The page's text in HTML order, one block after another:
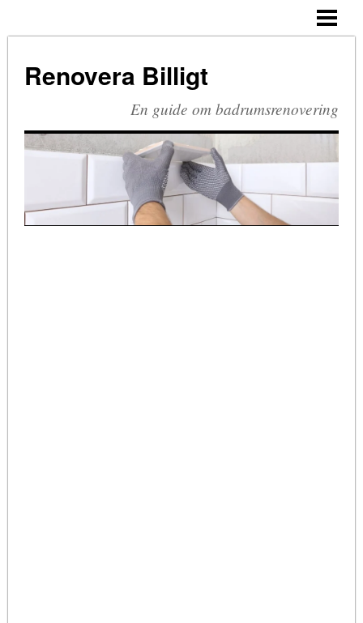
TA BORT SILIKON
RIVA KAKEL
Renovera Billigt
En guide om badrumsrenovering